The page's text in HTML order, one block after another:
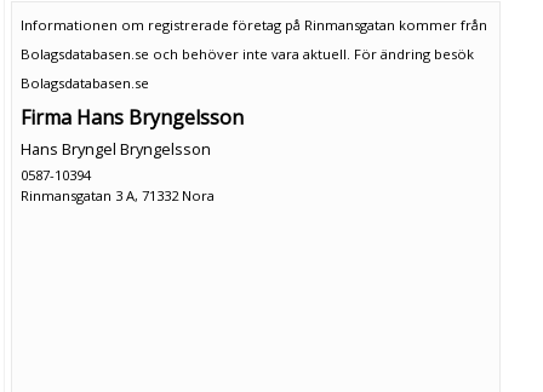
Informationen om registrerade företag på Rinmansgatan kommer från
Bolagsdatabasen.se och behöver inte vara aktuell. För ändring besök
Bolagsdatabasen.se
Firma Hans Bryngelsson
Hans Bryngel Bryngelsson
0587-10394
Rinmansgatan 3 A, 71332 Nora